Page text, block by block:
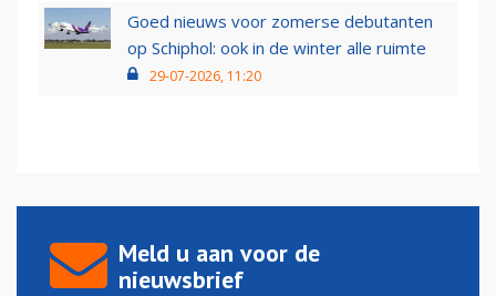
Goed nieuws voor zomerse debutanten
op Schiphol: ook in de winter alle ruimte
29-07-2026, 11:20
Meld u aan voor de
nieuwsbrief